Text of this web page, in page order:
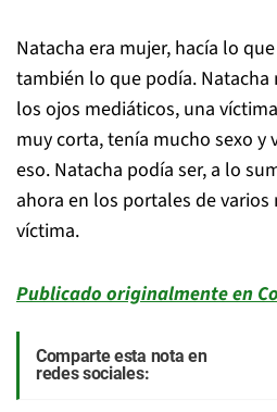
Natacha era mujer, hacía lo
también lo que podía. Natacha
los ojos mediáticos, una
muy corta, tenía mucho sexo y
eso. Natacha podía ser, a lo
ahora en los portales de
víctima.
Publicado originalmente en
Comparte esta nota en
redes sociales: